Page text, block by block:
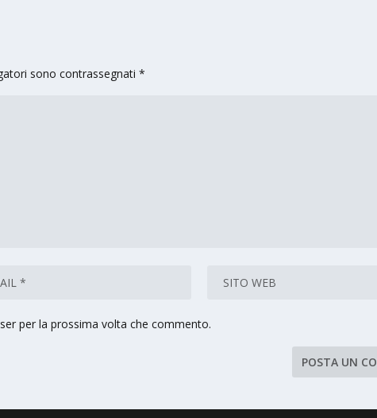
sono contrassegnati*
per la prossima volta che commento.